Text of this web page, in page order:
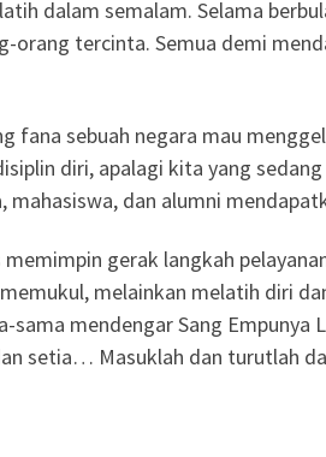
dalam semalam. Selama
orang tercinta. Semua demi
fana sebuah negara mau
diri, apalagi kita yang
mahasiswa, dan alumni
memimpin gerak langkah
melainkan melatih diri
sama mendengar Sang Empunya
setia… Masuklah dan turutlah